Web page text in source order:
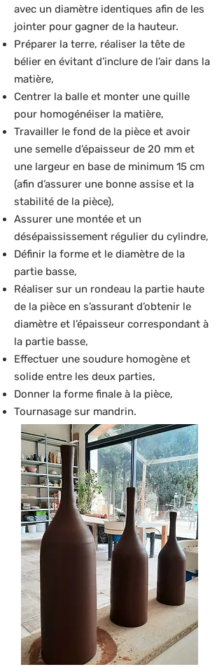
avec un diamètre identiques afin de les
jointer pour gagner de la hauteur.
Préparer la terre, réaliser la tête de
bélier en évitant d’inclure de l’air dans la
matière,
Centrer la balle et monter une quille
pour homogénéiser la matière,
Travailler le fond de la pièce et avoir
une semelle d’épaisseur de 20 mm et
une largeur en base de minimum 15 cm
(afin d’assurer une bonne assise et la
stabilité de la pièce),
Assurer une montée et un
désépaississement régulier du cylindre,
Définir la forme et le diamètre de la
partie basse,
Réaliser sur un rondeau la partie haute
de la pièce en s’assurant d’obtenir le
diamètre et l’épaisseur correspondant à
la partie basse,
Effectuer une soudure homogène et
solide entre les deux parties,
Donner la forme finale à la pièce,
Tournasage sur mandrin.